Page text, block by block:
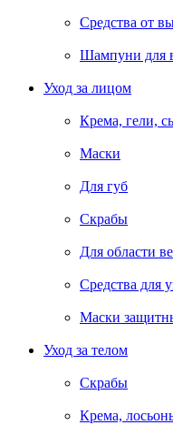
Средства от
Шампуни для
Уход за лицом
Крема, гели,
Маски
Для губ
Скрабы
Для области
Средства для
Маски
Уход за телом
Скрабы
Крема,